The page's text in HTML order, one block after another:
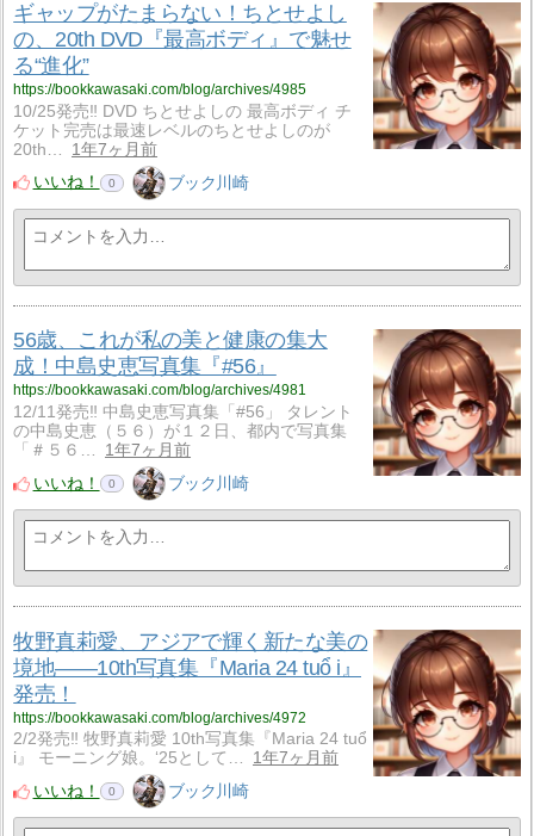
ギャップがたまらない！ちとせよし
の、20th DVD『最高ボディ』で魅せ
る“進化”
https://bookkawasaki.com/blog/archives/4985
10/25発売‼ DVD ちとせよしの 最高ボディ チ
ケット完売は最速レベルのちとせよしのが
20th…
1年7ヶ月前
いいね！
0 ブック川崎
56歳、これが私の美と健康の集大
成！中島史恵写真集『#56』
https://bookkawasaki.com/blog/archives/4981
12/11発売‼ 中島史恵写真集「#56」 タレント
の中島史恵（５６）が１２日、都内で写真集
「＃５６…
1年7ヶ月前
いいね！
0 ブック川崎
牧野真莉愛、アジアで輝く新たな美の
境地――10th写真集『Maria 24 tuổ i』
発売！
https://bookkawasaki.com/blog/archives/4972
2/2発売‼ 牧野真莉愛 10th写真集『Maria 24 tuổ
i』 モーニング娘。‘25として…
1年7ヶ月前
いいね！
0 ブック川崎